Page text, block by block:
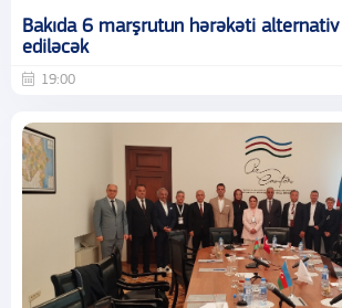
Bakıda 6 marşrutun hərəkəti
ediləcək
19:00